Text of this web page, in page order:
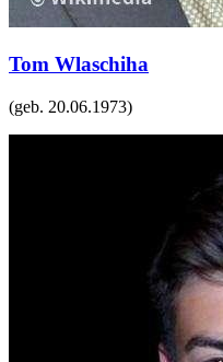
Tom Wlaschiha
(geb. 20.06.1973)